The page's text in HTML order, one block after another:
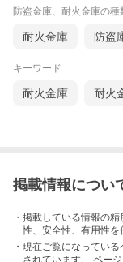
防盗金庫、耐火金庫の種
耐火金庫 防盗
キーワード
耐火金庫 耐火
掲載情報につい
・掲載している情報の
性、安全性、有用性を
・現在ご覧になってい